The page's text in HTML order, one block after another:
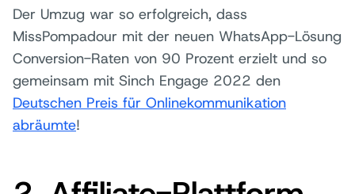
Der Umzug war so erfolgreich, dass
MissPompadour mit der neuen WhatsApp-Lösung
Conversion-Raten von 90 Prozent erzielt und so
gemeinsam mit Sinch Engage 2022 den
Deutschen Preis für Onlinekommunikation
abräumte!